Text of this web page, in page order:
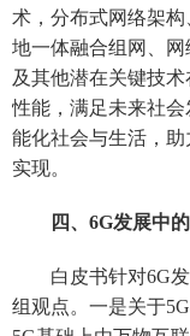
术，分布式网络架
地一体融合组网、
及其他潜在关键技
性能，满足未来社
能化社会与生活，助
实现。
四、6G发展中的
白皮书针对6G发
组观点。一是关于